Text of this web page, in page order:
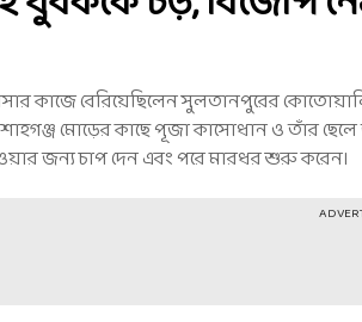
কাজে বেরিয়েছিলেন সুলতানপুরের
শাহগঞ্জ মোড়ের কাছে পূজা কাসোধান ও
জন্য চাপ দেন এবং পরে মারধর শুরু করেন।